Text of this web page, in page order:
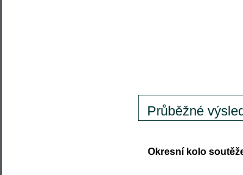
Průběžné
Okresní kolo